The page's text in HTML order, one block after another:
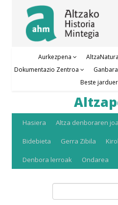
Aurkezpena AltzaNatura
Dokumentazio Zentroa
Ganbara
Beste
Edukira
salto
egin
Hasiera Altza denboraren
Bidebieta Gerra Zibila
Denbora lerroak Ondarea
Bilatu: